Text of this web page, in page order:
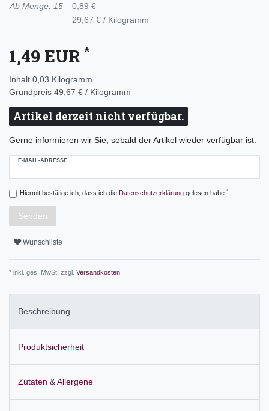
Ab Menge: 15
0,89 €
29,67 € / Kilogramm
1,49 EUR *
Inhalt 0,03 Kilogramm
Grundpreis 49,67 € / Kilogramm
Artikel derzeit nicht verfügbar.
Gerne informieren wir Sie, sobald der Artikel wieder verfügbar ist.
E-MAIL-ADRESSE
Hiermit bestätige ich, dass ich die Daten­schutz­erklärunggelesen habe. *
Senden
Wunschliste
* inkl. ges. MwSt. zzgl. Versandkosten
Beschreibung
Produktsicherheit
Zutaten & Allergene